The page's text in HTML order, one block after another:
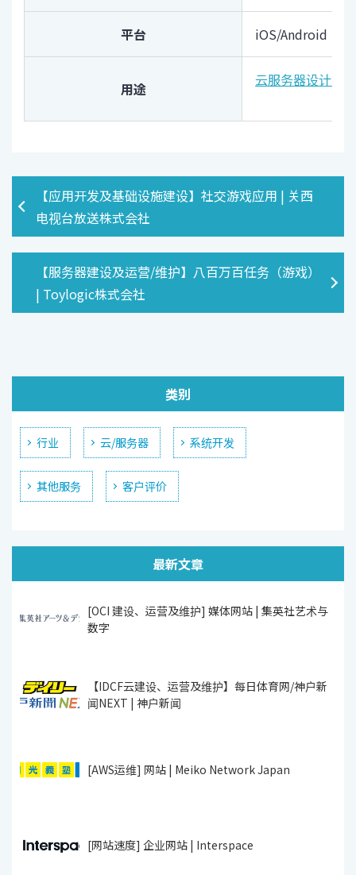
平台 iOS/Android
用途 云服务器设计与
【应用开发及基础设施建设】社交游戏应用 | 关西
电视台放送株式会社
【服务器建设及运营/维护】八百万百任务（游戏）
| Toylogic株式会社
类别
行业 云/服务器 系统开发
其他服务 客户评价
最新文章
[OCI 建设、运营及维护] 媒体网站 | 集英社艺术与
数字
【IDCF云建设、运营及维护】每日体育网/神户新
闻NEXT | 神户新闻
[AWS运维] 网站 | Meiko Network Japan
[网站速度] 企业网站 | Interspace